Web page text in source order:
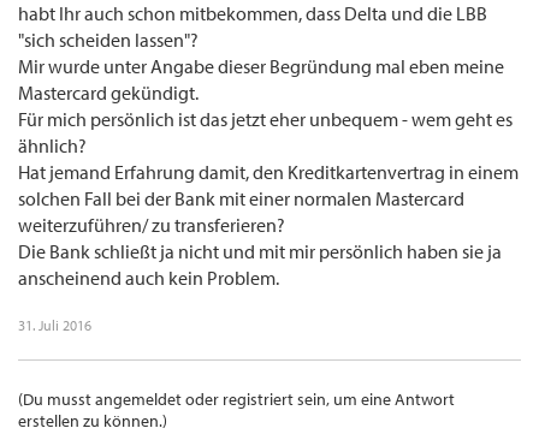
habt Ihr auch schon mitbekommen, dass Delta und die LBB
"sich scheiden lassen"?
Mir wurde unter Angabe dieser Begründung mal eben meine
Mastercard gekündigt.
Für mich persönlich ist das jetzt eher unbequem - wem geht es
ähnlich?
Hat jemand Erfahrung damit, den Kreditkartenvertrag in einem
solchen Fall bei der Bank mit einer normalen Mastercard
weiterzuführen/ zu transferieren?
Die Bank schließt ja nicht und mit mir persönlich haben sie ja
anscheinend auch kein Problem.
31. Juli 2016
(Du musst angemeldet oder registriert sein, um eine Antwort
erstellen zu können.)